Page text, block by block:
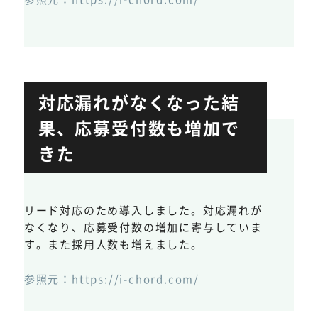
対応漏れがなくなった結
果、応募受付数も増加で
きた
リード対応のため導入しました。対応漏れが
なくなり、応募受付数の増加に寄与していま
す。また採用人数も増えました。
参照元： https://i-chord.com/